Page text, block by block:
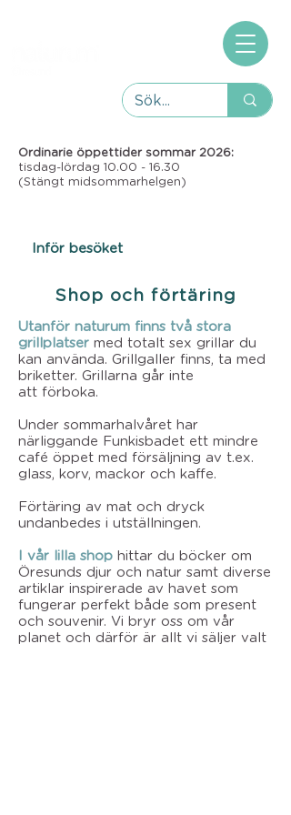
Ordinarie öppettider sommar 2026:
tisdag-lördag 10.00 - 16.30
(Stängt midsommarhelgen)
Inför besöket
Shop och förtäring
Utanför naturum finns två stora
grillplatser med totalt sex grillar du
kan använda. Grillgaller finns, ta med
briketter. Grillarna går inte
att förboka.
Under sommarhalvåret har
närliggande Funkisbadet ett mindre
café öppet med försäljning av t.ex.
glass, korv, mackor och kaffe.
Förtäring av mat och dryck
undanbedes i utställningen.
I vår lilla shop hittar du böcker om
Öresunds djur och natur samt diverse
artiklar inspirerade av havet som
fungerar perfekt både som present
och souvenir. Vi bryr oss om vår
planet och därför är allt vi säljer valt